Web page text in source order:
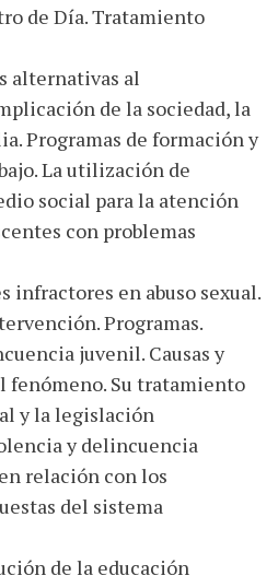
de Día. Tratamiento
alternativas al
de la sociedad, la
Programas de formación y
La utilización de
social para la atención
con problemas
infractores en abuso sexual.
Programas.
juvenil. Causas y
fenómeno. Su tratamiento
y la legislación
y delincuencia
relación con los
del sistema
de la educación